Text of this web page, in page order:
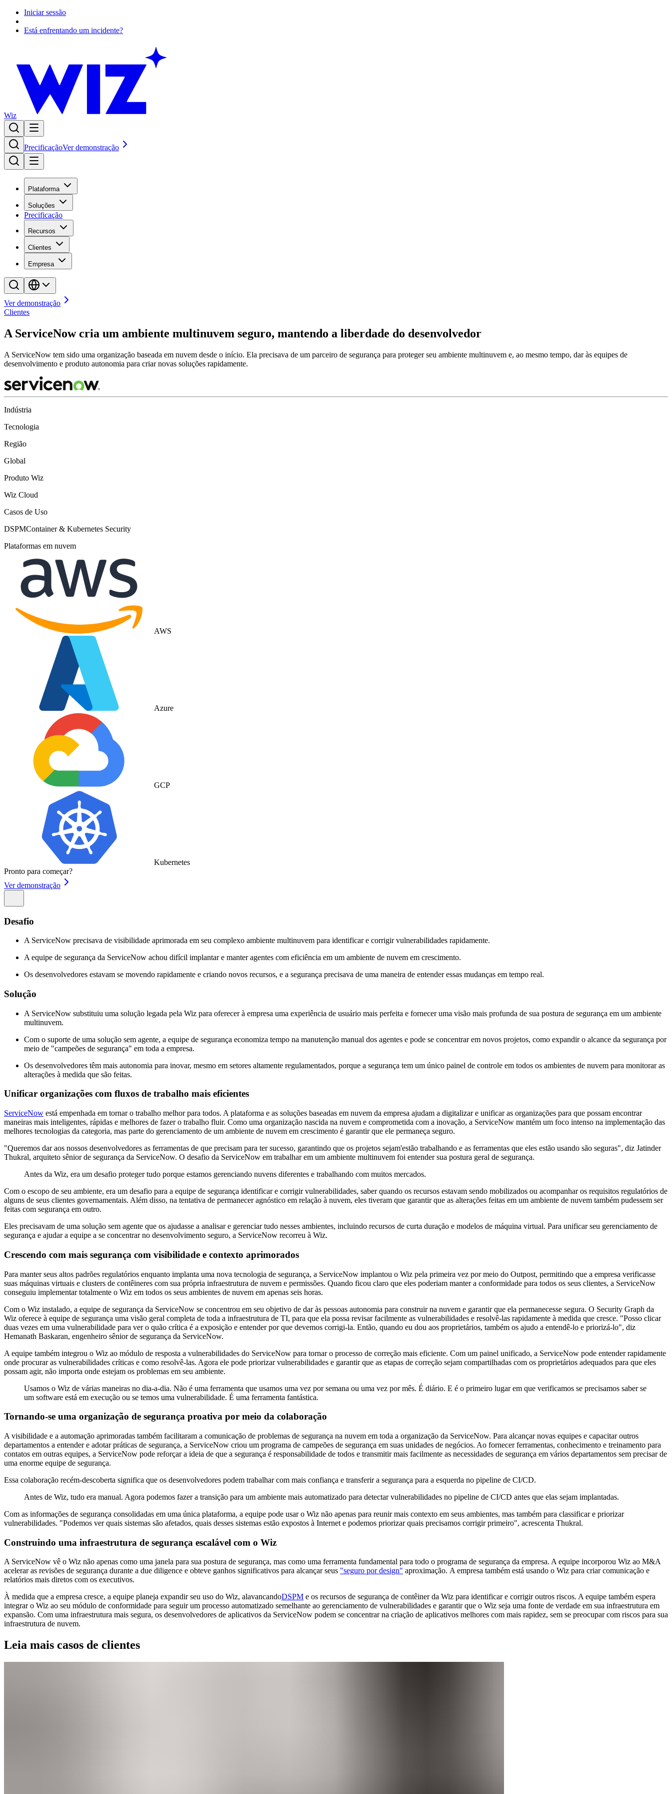
Iniciar sessão
Está enfrentando um incidente?
Wiz
PrecificaçãoVer demonstração
Plataforma
Soluções
Precificação
Recursos
Clientes
Empresa
Ver demonstração
Clientes
A ServiceNow cria um ambiente multinuvem seguro, mantendo a liberdade do desenvolvedor
A ServiceNow tem sido uma organização baseada em nuvem desde o início. Ela precisava de um parceiro de segurança para proteger seu ambiente multinuvem e, ao mesmo tempo, dar às equipes de
desenvolvimento e produto autonomia para criar novas soluções rapidamente.
Indústria
Tecnologia
Região
Global
Produto Wiz
Wiz Cloud
Casos de Uso
DSPMContainer & Kubernetes Security
Plataformas em nuvem
AWS
Azure
GCP
Kubernetes
Pronto para começar?
Ver demonstração
Desafio
A ServiceNow precisava de visibilidade aprimorada em seu complexo ambiente multinuvem para identificar e corrigir vulnerabilidades rapidamente.
A equipe de segurança da ServiceNow achou difícil implantar e manter agentes com eficiência em um ambiente de nuvem em crescimento.
Os desenvolvedores estavam se movendo rapidamente e criando novos recursos, e a segurança precisava de uma maneira de entender essas mudanças em tempo real.
Solução
A ServiceNow substituiu uma solução legada pela Wiz para oferecer à empresa uma experiência de usuário mais perfeita e fornecer uma visão mais profunda de sua postura de segurança em um ambiente
multinuvem.
Com o suporte de uma solução sem agente, a equipe de segurança economiza tempo na manutenção manual dos agentes e pode se concentrar em novos projetos, como expandir o alcance da segurança por
meio de "campeões de segurança" em toda a empresa.
Os desenvolvedores têm mais autonomia para inovar, mesmo em setores altamente regulamentados, porque a segurança tem um único painel de controle em todos os ambientes de nuvem para monitorar as
alterações à medida que são feitas.
Unificar organizações com fluxos de trabalho mais eficientes
ServiceNow está empenhada em tornar o trabalho melhor para todos. A plataforma e as soluções baseadas em nuvem da empresa ajudam a digitalizar e unificar as organizações para que possam encontrar
maneiras mais inteligentes, rápidas e melhores de fazer o trabalho fluir. Como uma organização nascida na nuvem e comprometida com a inovação, a ServiceNow mantém um foco intenso na implementação das
melhores tecnologias da categoria, mas parte do gerenciamento de um ambiente de nuvem em crescimento é garantir que ele permaneça seguro.
"Queremos dar aos nossos desenvolvedores as ferramentas de que precisam para ter sucesso, garantindo que os projetos sejam'estão trabalhando e as ferramentas que eles estão usando são seguras", diz Jatinder
Thukral, arquiteto sênior de segurança da ServiceNow. O desafio da ServiceNow em trabalhar em um ambiente multinuvem foi entender sua postura geral de segurança.
Antes da Wiz, era um desafio proteger tudo porque estamos gerenciando nuvens diferentes e trabalhando com muitos mercados.
Com o escopo de seu ambiente, era um desafio para a equipe de segurança identificar e corrigir vulnerabilidades, saber quando os recursos estavam sendo mobilizados ou acompanhar os requisitos regulatórios de
alguns de seus clientes governamentais. Além disso, na tentativa de permanecer agnóstico em relação à nuvem, eles tiveram que garantir que as alterações feitas em um ambiente de nuvem também pudessem ser
feitas com segurança em outro.
Eles precisavam de uma solução sem agente que os ajudasse a analisar e gerenciar tudo nesses ambientes, incluindo recursos de curta duração e modelos de máquina virtual. Para unificar seu gerenciamento de
segurança e ajudar a equipe a se concentrar no desenvolvimento seguro, a ServiceNow recorreu à Wiz.
Crescendo com mais segurança com visibilidade e contexto aprimorados
Para manter seus altos padrões regulatórios enquanto implanta uma nova tecnologia de segurança, a ServiceNow implantou o Wiz pela primeira vez por meio do Outpost, permitindo que a empresa verificasse
suas máquinas virtuais e clusters de contêineres com sua própria infraestrutura de nuvem e permissões. Quando ficou claro que eles poderiam manter a conformidade para todos os seus clientes, a ServiceNow
conseguiu implementar totalmente o Wiz em todos os seus ambientes de nuvem em apenas seis horas.
Com o Wiz instalado, a equipe de segurança da ServiceNow se concentrou em seu objetivo de dar às pessoas autonomia para construir na nuvem e garantir que ela permanecesse segura. O Security Graph da
Wiz oferece à equipe de segurança uma visão geral completa de toda a infraestrutura de TI, para que ela possa revisar facilmente as vulnerabilidades e resolvê-las rapidamente à medida que cresce. "Posso clicar
duas vezes em uma vulnerabilidade para ver o quão crítica é a exposição e entender por que devemos corrigi-la. Então, quando eu dou aos proprietários, também os ajudo a entendê-lo e priorizá-lo", diz
Hemanath Baskaran, engenheiro sênior de segurança da ServiceNow.
A equipe também integrou o Wiz ao módulo de resposta a vulnerabilidades do ServiceNow para tornar o processo de correção mais eficiente. Com um painel unificado, a ServiceNow pode entender rapidamente
onde procurar as vulnerabilidades críticas e como resolvê-las. Agora ele pode priorizar vulnerabilidades e garantir que as etapas de correção sejam compartilhadas com os proprietários adequados para que eles
possam agir, não importa onde estejam os problemas em seu ambiente.
Usamos o Wiz de várias maneiras no dia-a-dia. Não é uma ferramenta que usamos uma vez por semana ou uma vez por mês. É diário. E é o primeiro lugar em que verificamos se precisamos saber se
um software está em execução ou se temos uma vulnerabilidade. É uma ferramenta fantástica.
Tornando-se uma organização de segurança proativa por meio da colaboração
A visibilidade e a automação aprimoradas também facilitaram a comunicação de problemas de segurança na nuvem em toda a organização da ServiceNow. Para alcançar novas equipes e capacitar outros
departamentos a entender e adotar práticas de segurança, a ServiceNow criou um programa de campeões de segurança em suas unidades de negócios. Ao fornecer ferramentas, conhecimento e treinamento para
contatos em outras equipes, a ServiceNow pode reforçar a ideia de que a segurança é responsabilidade de todos e transmitir mais facilmente as necessidades de segurança em vários departamentos sem precisar de
uma enorme equipe de segurança.
Essa colaboração recém-descoberta significa que os desenvolvedores podem trabalhar com mais confiança e transferir a segurança para a esquerda no pipeline de CI/CD.
Antes de Wiz, tudo era manual. Agora podemos fazer a transição para um ambiente mais automatizado para detectar vulnerabilidades no pipeline de CI/CD antes que elas sejam implantadas.
Com as informações de segurança consolidadas em uma única plataforma, a equipe pode usar o Wiz não apenas para reunir mais contexto em seus ambientes, mas também para classificar e priorizar
vulnerabilidades. "Podemos ver quais sistemas são afetados, quais desses sistemas estão expostos à Internet e podemos priorizar quais precisamos corrigir primeiro", acrescenta Thukral.
Construindo uma infraestrutura de segurança escalável com o Wiz
A ServiceNow vê o Wiz não apenas como uma janela para sua postura de segurança, mas como uma ferramenta fundamental para todo o programa de segurança da empresa. A equipe incorporou Wiz ao M&A
acelerar as revisões de segurança durante a due diligence e obteve ganhos significativos para alcançar seus "seguro por design" aproximação. A empresa também está usando o Wiz para criar comunicação e
relatórios mais diretos com os executivos.
À medida que a empresa cresce, a equipe planeja expandir seu uso do Wiz, alavancandoDSPM e os recursos de segurança de contêiner da Wiz para identificar e corrigir outros riscos. A equipe também espera
integrar o Wiz ao seu módulo de conformidade para seguir um processo automatizado semelhante ao gerenciamento de vulnerabilidades e garantir que o Wiz seja uma fonte de verdade em sua infraestrutura em
expansão. Com uma infraestrutura mais segura, os desenvolvedores de aplicativos da ServiceNow podem se concentrar na criação de aplicativos melhores com mais rapidez, sem se preocupar com riscos para sua
infraestrutura de nuvem.
Leia mais casos de clientes